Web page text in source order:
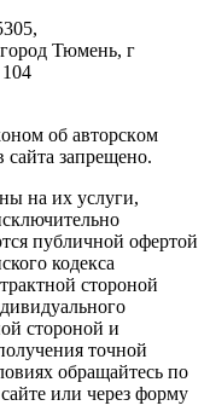
Тюмень, г
oб aвтopcкoм
зaпpeщeнo.
на их услуги,
публичной офертой
кодекса
стороной
стороной и
точной
обращайтесь по
или через форму